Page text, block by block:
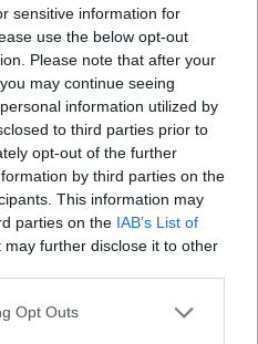
sensitive information for
use the below opt-out
Please note that after your
may continue seeing
information utilized by
to third parties prior to
opt-out of the further
by third parties on the
This information may
parties on the IAB’s List of
may further disclose it to other
Opt Outs
Szigettől: így nézhetjük
fellépők
felvételét még a nyár
a fellépések korlátozott
lesznek.